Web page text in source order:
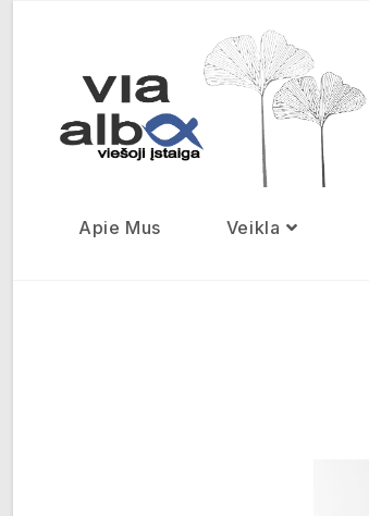
Apie Mus Veikla